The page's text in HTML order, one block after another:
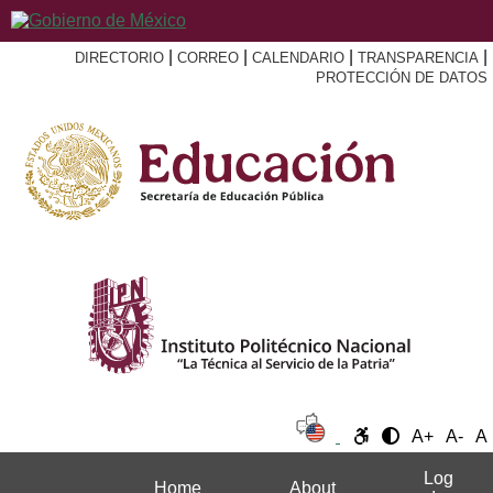
DIRECTORIO CORREO CALENDARIO TRANSPARENCIA
PROTECCIÓN DE DATOS
A+ A- A
Home About
Log